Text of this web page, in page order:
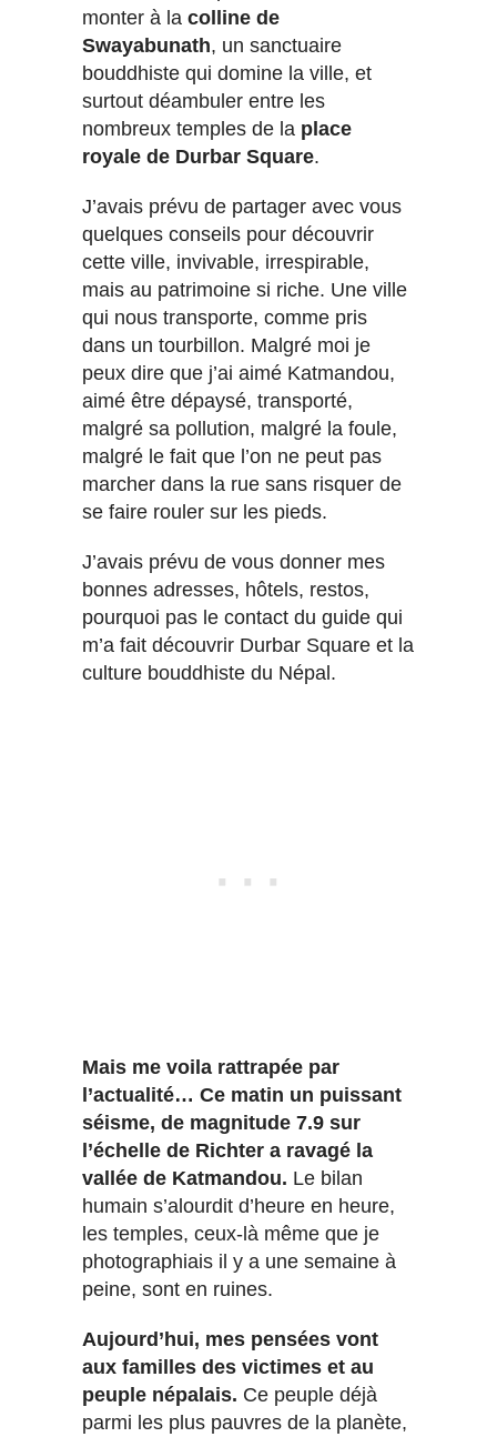
monter à la colline de
Swayabunath, un sanctuaire
bouddhiste qui domine la ville, et
surtout déambuler entre les
nombreux temples de la place
royale de Durbar Square.
J’avais prévu de partager avec vous
quelques conseils pour découvrir
cette ville, invivable, irrespirable,
mais au patrimoine si riche. Une ville
qui nous transporte, comme pris
dans un tourbillon. Malgré moi je
peux dire que j’ai aimé Katmandou,
aimé être dépaysé, transporté,
malgré sa pollution, malgré la foule,
malgré le fait que l’on ne peut pas
marcher dans la rue sans risquer de
se faire rouler sur les pieds.
J’avais prévu de vous donner mes
bonnes adresses, hôtels, restos,
pourquoi pas le contact du guide qui
m’a fait découvrir Durbar Square et la
culture bouddhiste du Népal.
Mais me voila rattrapée par
l’actualité… Ce matin un puissant
séisme, de magnitude 7.9 sur
l’échelle de Richter a ravagé la
vallée de Katmandou. Le bilan
humain s’alourdit d’heure en heure,
les temples, ceux-là même que je
photographiais il y a une semaine à
peine, sont en ruines.
Aujourd’hui, mes pensées vont
aux familles des victimes et au
peuple népalais. Ce peuple déjà
parmi les plus pauvres de la planète,